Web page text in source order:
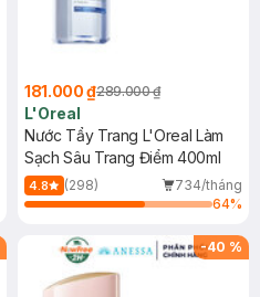
181.000 ₫289.000 ₫
L'Oreal
Nước Tẩy Trang L'Oreal Làm
Sạch Sâu Trang Điểm 400ml
4.8 (298)
734/tháng
64%
-40 %